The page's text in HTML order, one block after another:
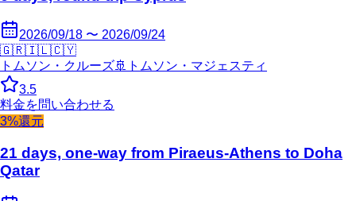
2026/09/18 〜 2026/09/24
🇬🇷🇮🇱🇨🇾
トムソン・クルーズ🚢 トムソン・マジェスティ
3.5
料金を問い合わせる
3%還元
21 days, one-way from Piraeus-Athens to Doha
Qatar